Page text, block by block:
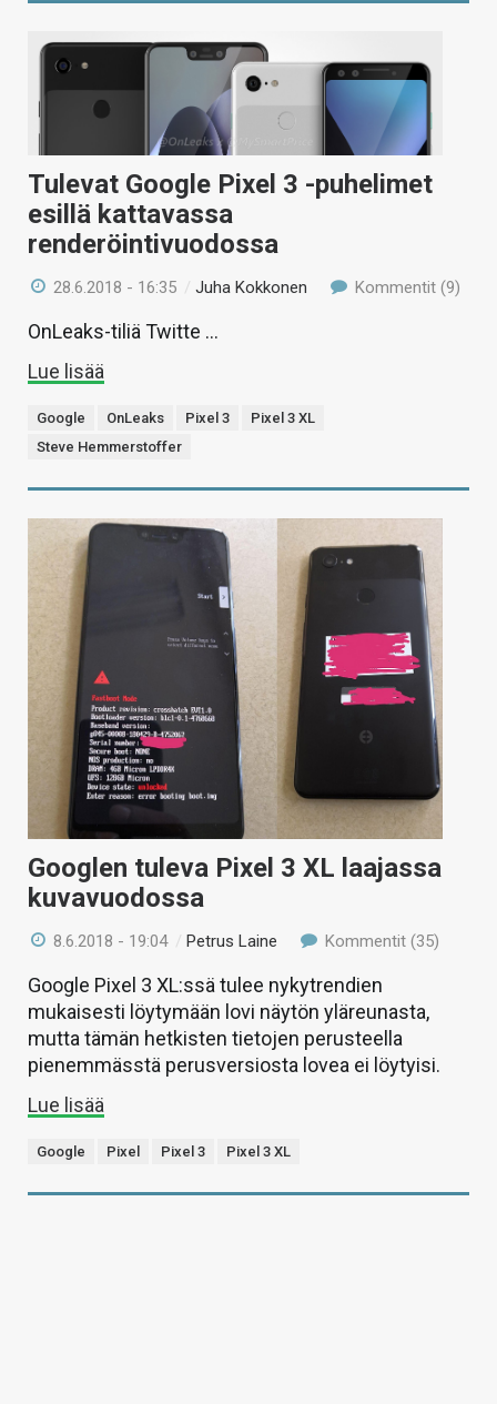
Tulevat Google Pixel 3 -puhelimet
esillä kattavassa
renderöintivuodossa
28.6.2018 - 16:35 /Juha Kokkonen Kommentit (9)
OnLeaks-tiliä Twitte …
Lue lisää
Google OnLeaks Pixel 3
Pixel 3 XL
Steve Hemmerstoffer
Googlen tuleva Pixel 3 XL laajassa
kuvavuodossa
8.6.2018 - 19:04 /Petrus Laine Kommentit (35)
Google Pixel 3 XL:ssä tulee nykytrendien
mukaisesti löytymään lovi näytön yläreunasta,
mutta tämän hetkisten tietojen perusteella
pienemmässtä perusversiosta lovea ei löytyisi.
Lue lisää
Google Pixel Pixel 3 Pixel 3 XL